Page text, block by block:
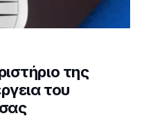
της
του